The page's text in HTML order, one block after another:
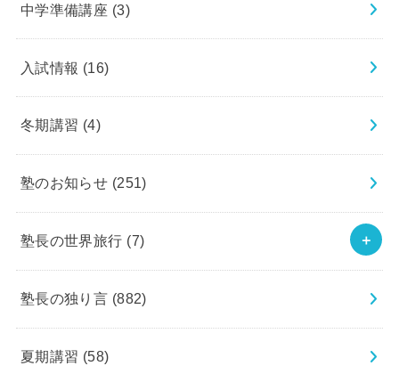
中学準備講座 (3)
入試情報 (16)
冬期講習 (4)
塾のお知らせ (251)
塾長の世界旅行 (7)
塾長の独り言 (882)
夏期講習 (58)